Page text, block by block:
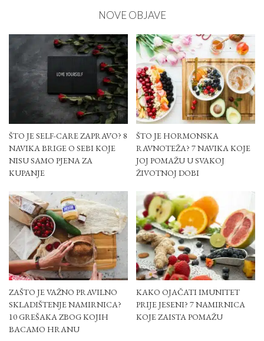
NOVE OBJAVE
ŠTO JE SELF-CARE ZAPRAVO? 8
NAVIKA BRIGE O SEBI KOJE
NISU SAMO PJENA ZA
KUPANJE
ŠTO JE HORMONSKA
RAVNOTEŽA? 7 NAVIKA KOJE
JOJ POMAŽU U SVAKOJ
ŽIVOTNOJ DOBI
ZAŠTO JE VAŽNO PRAVILNO
SKLADIŠTENJE NAMIRNICA?
10 GREŠAKA ZBOG KOJIH
BACAMO HRANU
KAKO OJAČATI IMUNITET
PRIJE JESENI? 7 NAMIRNICA
KOJE ZAISTA POMAŽU